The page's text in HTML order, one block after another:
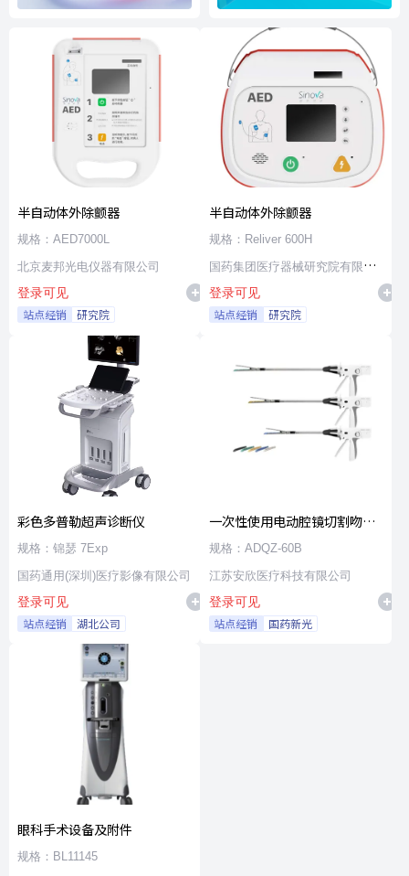
半自动体外除颤器
规格：AED7000L
北京麦邦光电仪器有限公司
登录可见
站点经销 研究院
半自动体外除颤器
规格：Reliver 600H
国药集团医疗器械研究院有限公
司
登录可见
站点经销 研究院
彩色多普勒超声诊断仪
规格：锦瑟 7Exp
国药通用(深圳)医疗影像有限公司
登录可见
站点经销 湖北公司
一次性使用电动腔镜切割吻合
器及组件
规格：ADQZ-60B
江苏安欣医疗科技有限公司
登录可见
站点经销 国药新光
眼科手术设备及附件
规格：BL11145